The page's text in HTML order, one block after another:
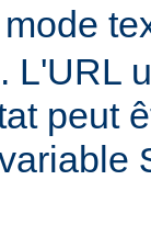
L'URL
peut